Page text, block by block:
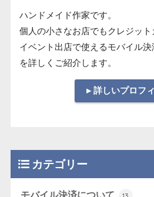
ハンドメイド作家です。
個人の小さなお店でもクレジット
イベント出店で使えるモバイル
を詳しくご紹介します。
▸ 詳しいプロフ
カテゴリー